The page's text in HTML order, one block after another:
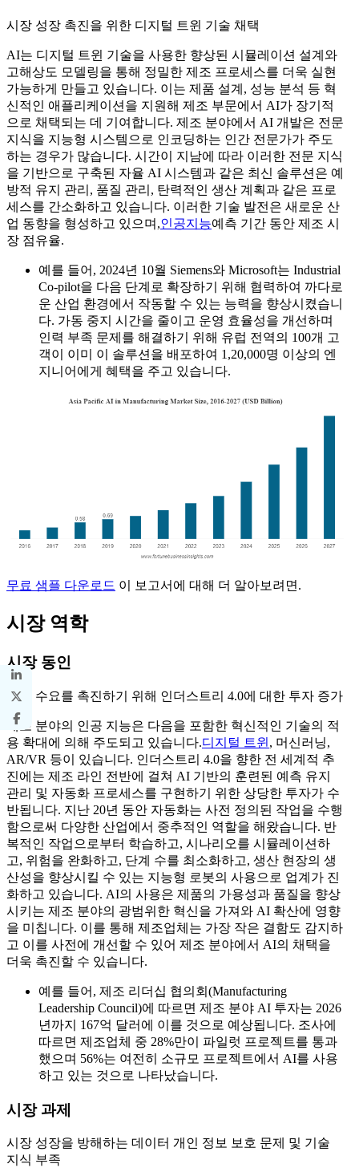
시장 성장 촉진을 위한 디지털 트윈 기술 채택
AI는 디지털 트윈 기술을 사용한 향상된 시뮬레이션 설계와
고해상도 모델링을 통해 정밀한 제조 프로세스를 더욱 실현
가능하게 만들고 있습니다. 이는 제품 설계, 성능 분석 등 혁
신적인 애플리케이션을 지원해 제조 부문에서 AI가 장기적
으로 채택되는 데 기여합니다. 제조 분야에서 AI 개발은 전문
지식을 지능형 시스템으로 인코딩하는 인간 전문가가 주도
하는 경우가 많습니다. 시간이 지남에 따라 이러한 전문 지식
을 기반으로 구축된 자율 AI 시스템과 같은 최신 솔루션은 예
방적 유지 관리, 품질 관리, 탄력적인 생산 계획과 같은 프로
세스를 간소화하고 있습니다. 이러한 기술 발전은 새로운 산
업 동향을 형성하고 있으며,인공지능예측 기간 동안 제조 시
장 점유율.
예를 들어, 2024년 10월 Siemens와 Microsoft는 Industrial
Co-pilot을 다음 단계로 확장하기 위해 협력하여 까다로
운 산업 환경에서 작동할 수 있는 능력을 향상시켰습니
다. 가동 중지 시간을 줄이고 운영 효율성을 개선하며
인력 부족 문제를 해결하기 위해 유럽 전역의 100개 고
객이 이미 이 솔루션을 배포하여 1,20,000명 이상의 엔
지니어에게 혜택을 주고 있습니다.
무료 샘플 다운로드 이 보고서에 대해 더 알아보려면.
시장 역학
시장 동인
제품 수요를 촉진하기 위해 인더스트리 4.0에 대한 투자 증가
제조 분야의 인공 지능은 다음을 포함한 혁신적인 기술의 적
용 확대에 의해 주도되고 있습니다.디지털 트윈 , 머신러닝,
AR/VR 등이 있습니다. 인더스트리 4.0을 향한 전 세계적 추
진에는 제조 라인 전반에 걸쳐 AI 기반의 훈련된 예측 유지
관리 및 자동화 프로세스를 구현하기 위한 상당한 투자가 수
반됩니다. 지난 20년 동안 자동화는 사전 정의된 작업을 수행
함으로써 다양한 산업에서 중추적인 역할을 해왔습니다. 반
복적인 작업으로부터 학습하고, 시나리오를 시뮬레이션하
고, 위험을 완화하고, 단계 수를 최소화하고, 생산 현장의 생
산성을 향상시킬 수 있는 지능형 로봇의 사용으로 업계가 진
화하고 있습니다. AI의 사용은 제품의 가용성과 품질을 향상
시키는 제조 분야의 광범위한 혁신을 가져와 AI 확산에 영향
을 미칩니다. 이를 통해 제조업체는 가장 작은 결함도 감지하
고 이를 사전에 개선할 수 있어 제조 분야에서 AI의 채택을
더욱 촉진할 수 있습니다.
예를 들어, 제조 리더십 협의회(Manufacturing
Leadership Council)에 따르면 제조 분야 AI 투자는 2026
년까지 167억 달러에 이를 것으로 예상됩니다. 조사에
따르면 제조업체 중 28%만이 파일럿 프로젝트를 통과
했으며 56%는 여전히 소규모 프로젝트에서 AI를 사용
하고 있는 것으로 나타났습니다.
시장 과제
시장 성장을 방해하는 데이터 개인 정보 보호 문제 및 기술
지식 부족